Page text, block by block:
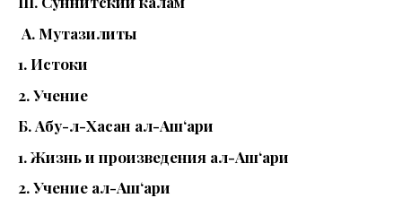
А. Мутазилиты
1. Истоки
2. Учение
Б. Абу-л-Хасан ал-Аш‘ари
1. Жизнь и произведения ал-Аш‘ари
2. Учение ал-Аш‘ари